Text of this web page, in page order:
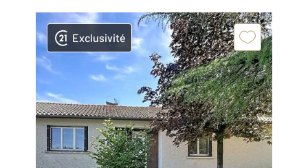
Exclusivité